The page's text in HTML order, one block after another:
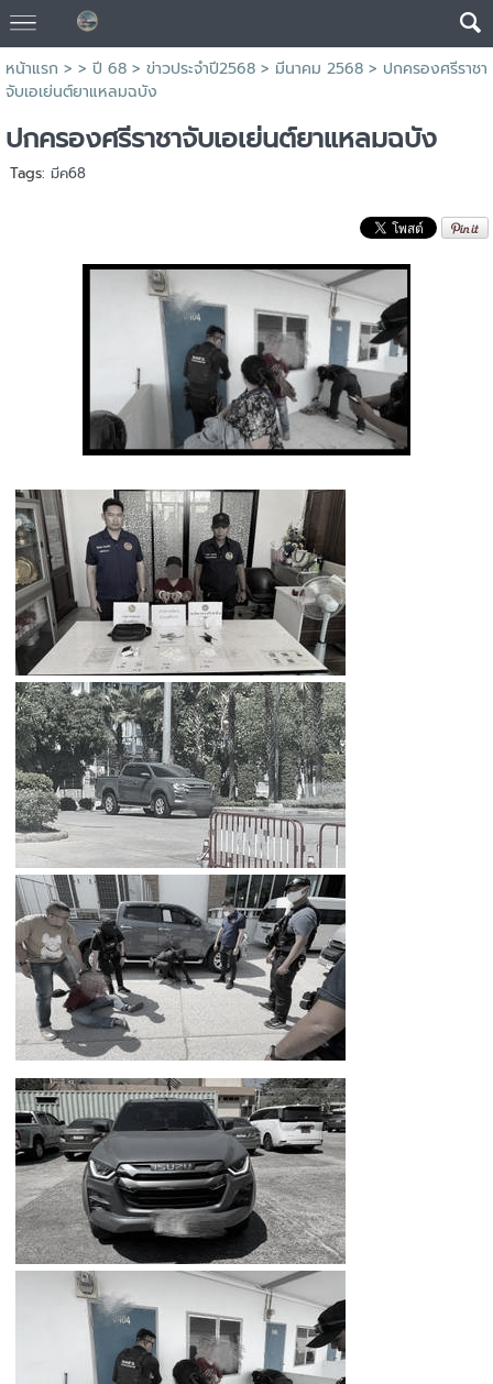
หน้าแรก > > ปี 68> ข่าวประจำปี2568> มีนาคม 2568> ปกครองศรีราชา
จับเอเย่นต์ยาแหลมฉบัง
ปกครองศรีราชาจับเอเย่นต์ยาแหลมฉบัง
Tags: มีค68